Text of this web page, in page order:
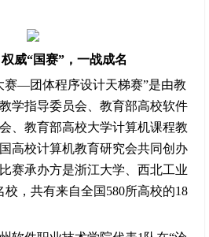
权威“国赛”，一战成名
赛—团体程序设计天梯赛”是由教
学指导委员会、教育部高校软件
、教育部高校大学计算机课程教
高校计算机教育研究会共同创办
赛承办方是浙江大学、西北工业
，共有来自全国580所高校的18